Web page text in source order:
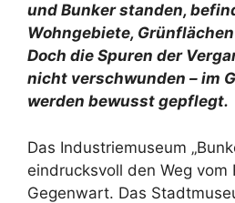
und Bunker standen,
Wohngebiete,
Doch die Spuren der
nicht verschwunden – im
werden bewusst gepflegt.
Das Industriemuseum
eindrucksvoll den Weg vom
Gegenwart. Das